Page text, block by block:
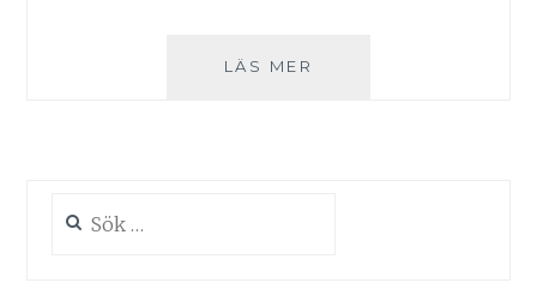
LÄS MER
efter: